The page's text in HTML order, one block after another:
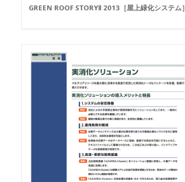
GREEN ROOF STORYⅡ 2013［屋上緑化システム］